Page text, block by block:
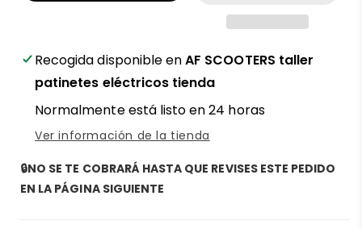
Ninebot
Max
G3
-
corazón
de
tu
Ninebot
Max
G3
-
corazón
potente
de
tu
Recogida disponible enAF SCOOTERS taller
patinetes eléctricos tienda
Normalmente está listo en 24 horas
Ver información de la tienda
🔒NO SE TE COBRARÁ HASTA QUE REVISES ESTE PEDIDO
EN LA PÁGINA SIGUIENTE